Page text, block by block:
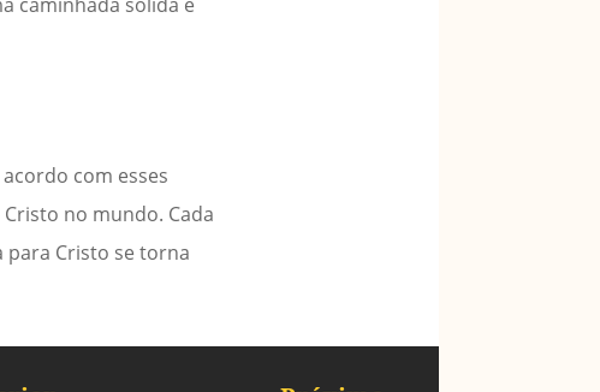
com esses
no mundo. Cada
para Cristo se torna